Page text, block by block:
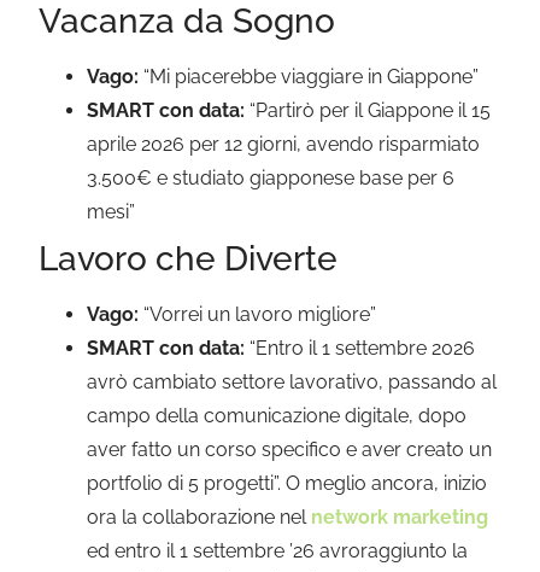
Vacanza da Sogno
Vago: “Mi piacerebbe viaggiare in Giappone”
SMART con data: “Partirò per il Giappone il 15
aprile 2026 per 12 giorni, avendo risparmiato
3.500€ e studiato giapponese base per 6
mesi”
Lavoro che Diverte
Vago: “Vorrei un lavoro migliore”
SMART con data: “Entro il 1 settembre 2026
avrò cambiato settore lavorativo, passando al
campo della comunicazione digitale, dopo
aver fatto un corso specifico e aver creato un
portfolio di 5 progetti”. O meglio ancora, inizio
ora la collaborazione nel network marketing
ed entro il 1 settembre ’26 avroraggiunto la